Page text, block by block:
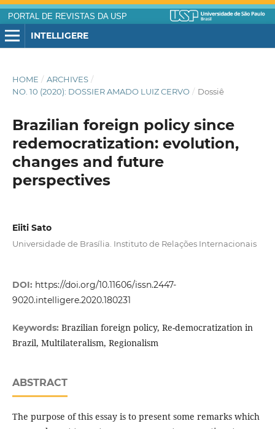
PORTAL DE REVISTAS DA USP
INTELLIGERE
HOME / ARCHIVES /
NO. 10 (2020): DOSSIER AMADO LUIZ CERVO / Dossiê
Brazilian foreign policy since
redemocratization: evolution,
changes and future
perspectives
Eiiti Sato
Universidade de Brasília. Instituto de Relações Internacionais
DOI: https://doi.org/10.11606/issn.2447-
9020.intelligere.2020.180231
Keywords: Brazilian foreign policy, Re-democratization in
Brazil, Multilateralism, Regionalism
ABSTRACT
The purpose of this essay is to present some remarks which